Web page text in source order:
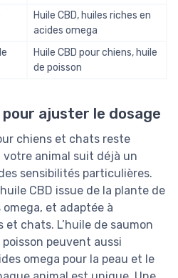
Huile CBD, huiles riches en
acides omega
Huile CBD pour chiens, huile
de poisson
ajuster le dosage
chiens et chats reste
animal suit déjà un
sensibilités particulières.
CBD issue de la plante de
et adaptée à
et chats. L’huile de saumon
peuvent aussi
omega pour la peau et le